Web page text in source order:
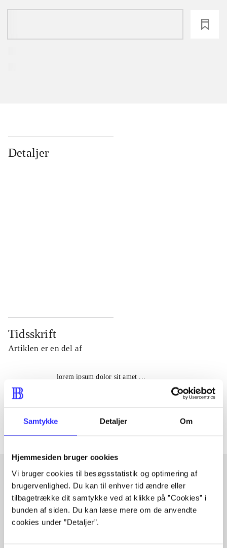
Samtykke Detaljer Om
Hjemmesiden bruger cookies
Vi bruger cookies til besøgsstatistik og optimering af
brugervenlighed. Du kan til enhver tid ændre eller
tilbagetrække dit samtykke ved at klikke på ”Cookies” i
bunden af siden. Du kan læse mere om de anvendte
cookies under ”Detaljer”.
Detaljer
Tidsskrift
Artiklen er en del af
lorem ipsum dolor sit amet ...
Artikler med samme emner
Fra